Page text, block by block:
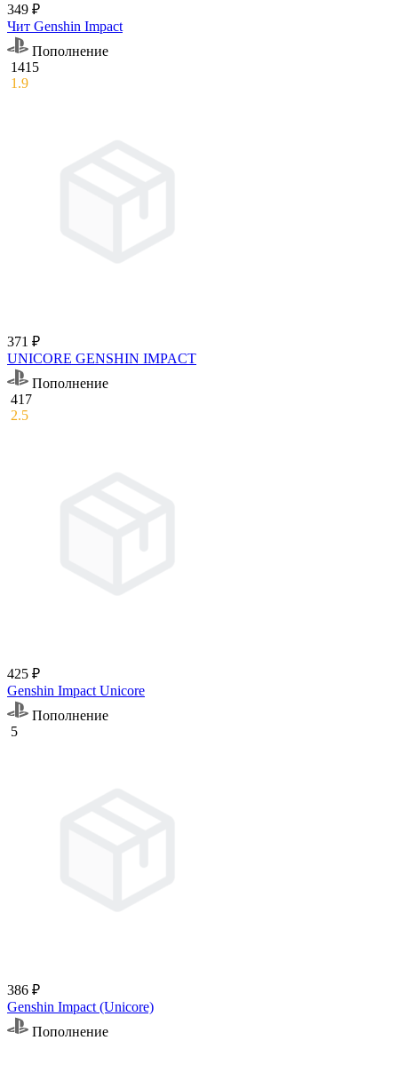
349 ₽
Чит Genshin Impact
Пополнение
1415
1.9
371 ₽
UNICORE GENSHIN IMPACT
Пополнение
417
2.5
425 ₽
Genshin Impact Unicore
Пополнение
5
386 ₽
Genshin Impact (Unicore)
Пополнение